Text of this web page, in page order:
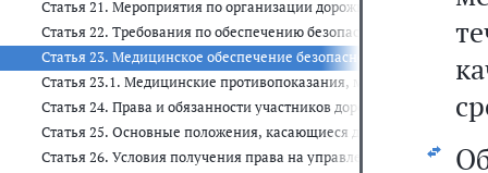
Статья 21. Мероприятия по организации дорожного движения
Статья 22. Требования по обеспечению безопасности дорожного
Статья 23. Медицинское обеспечение безопасности дорожного
Статья 23.1. Медицинские противопоказания, медицинские
Статья 24. Права и обязанности участников дорожного движения
Статья 25. Основные положения, касающиеся допуска к
Статья 26. Условия получения права на управление